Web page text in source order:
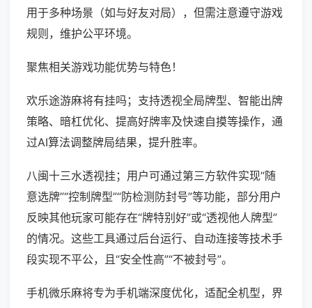
用于多种场景（如与好友对局），但需注意遵守游戏
规则，维护公平环境。
聚焦相关游戏功能优势与特色！
欢乐途游麻将有挂吗；支持透视全局牌型、智能出牌
策略、暗杠优化、提高好牌率及快速自摸等操作，通
过AI算法调整牌局结果，提升胜率。
八闽十三水透视挂；用户可通过第三方软件实现“随
意选牌”“控制牌型”“防检测防封号”等功能，部分用户
反映其他玩家可能存在“牌特别好”或“透视他人牌型”
的情况。这些工具通过后台运行、自动连接等技术手
段实现不平公，且“安全性高”“不被封号”。
手机微乐麻将专为手机端深度优化，适配全机型，界